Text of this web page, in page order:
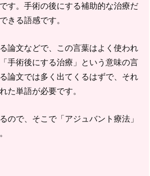
す。手術の後にする補助的な治療だ
きる語感です。
論文などで、この言葉はよく使われ
手術後にする治療」という意味の言
論文では多く出てくるはずで、それ
た単語が必要です。
ので、そこで「アジュバント療法」